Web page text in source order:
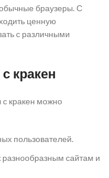
браузеры. С
ценную
с различными
кракен
кракен можно
пользователей.
разнообразным сайтам и